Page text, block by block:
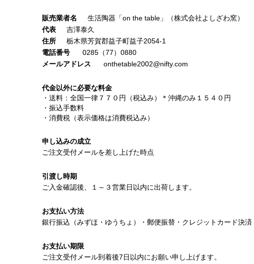
販売業者名
生活陶器「on the table」（株式会社よしざわ窯）
代表
吉澤泰久
住所
栃木県芳賀郡益子町益子2054-1
電話番号
0285（77）0880
メールアドレス
onthetable2002@nifty.com
代金以外に必要な料金
・送料：全国一律７７０円（税込み）＊沖縄のみ１５４０円
・振込手数料
・消費税（表示価格は消費税込み）
申し込みの成立
ご注文受付メールを差し上げた時点
引渡し時期
ご入金確認後、１～３営業日以内に出荷します。
お支払い方法
銀行振込（みずほ・ゆうちょ）・郵便振替・クレジットカード決済
お支払い期限
ご注文受付メール到着後7日以内にお願い申し上げます。